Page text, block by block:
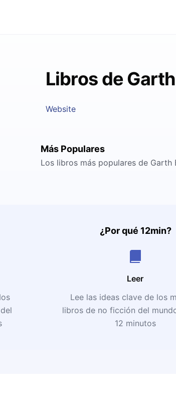
Libros de
Website
Más Populares
Los libros más populares de Garth
¿Por qué 12min?
Leer
Lee las ideas clave de los
libros de no ficción del
12 minutos